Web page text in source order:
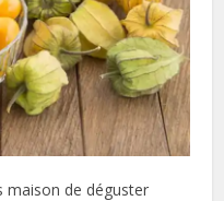
maison de déguster